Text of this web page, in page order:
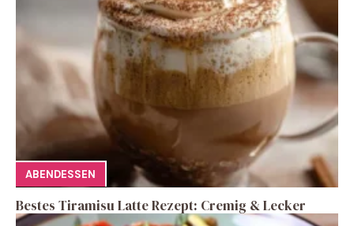
ABENDESSEN
Bestes Tiramisu Latte Rezept: Cremig & Lecker